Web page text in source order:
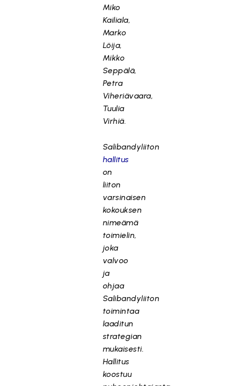
Miko
Kailiala,
Marko
Löija,
Mikko
Seppälä,
Petra
Viheriävaara,
Tuulia
Virhiä.
Salibandyliiton
hallitus
on
liiton
varsinaisen
kokouksen
nimeämä
toimielin,
joka
valvoo
ja
ohjaa
Salibandyliiton
toimintaa
laaditun
strategian
mukaisesti.
Hallitus
koostuu